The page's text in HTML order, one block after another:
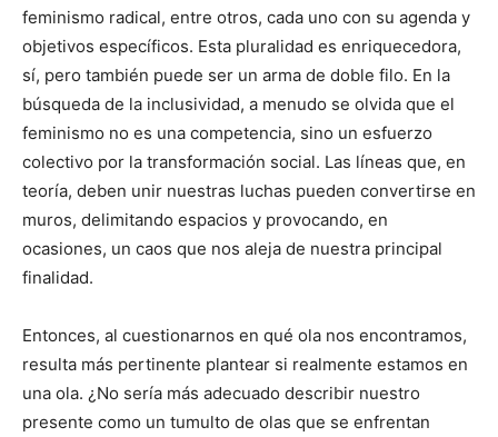
feminismo radical, entre otros, cada uno con su agenda y
objetivos específicos. Esta pluralidad es enriquecedora,
sí, pero también puede ser un arma de doble filo. En la
búsqueda de la inclusividad, a menudo se olvida que el
feminismo no es una competencia, sino un esfuerzo
colectivo por la transformación social. Las líneas que, en
teoría, deben unir nuestras luchas pueden convertirse en
muros, delimitando espacios y provocando, en
ocasiones, un caos que nos aleja de nuestra principal
finalidad.
Entonces, al cuestionarnos en qué ola nos encontramos,
resulta más pertinente plantear si realmente estamos en
una ola. ¿No sería más adecuado describir nuestro
presente como un tumulto de olas que se enfrentan